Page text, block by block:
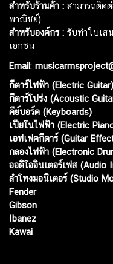
สำหรับร้านค้า : สามารถติด
พาณิชย์)
สำหรับองค์กร : รับทำใบเส
เอกชน
Email:
กีตาร์ไฟฟ้า (Electric Guitar)
กีตาร์โปร่ง (Acoustic
คีย์บอร์ด (Keyboards)
เปียโนไฟฟ้า (Electric
เอฟเฟคกีตาร์ (Guitar
กลองไฟฟ้า (Electronic
ออดิโออินเตอร์เฟส (Audio
ลำโพงมอนิเตอร์ (Studio
Fender
Gibson
Ibanez
Kawai